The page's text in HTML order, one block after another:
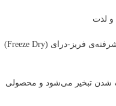
و لذت
بستنی خشک نات‌لاین با استفاده از فناوری پیشرفته‌ی فریز-درای (Freeze Dry)
شدن تبخیر می‌شود و محصولی